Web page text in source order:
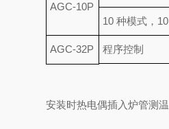
AGC-10P
10 种模式，
AGC-32P 程序控制
安装时热电偶插入炉管测